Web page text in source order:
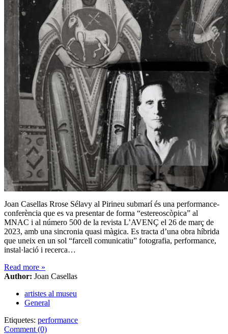
Joan Casellas Rrose Sélavy al Pirineu submarí és una performance-
conferència que es va presentar de forma “estereoscòpica” al
MNAC i al número 500 de la revista L’AVENÇ el 26 de març de
2023, amb una sincronia quasi màgica. Es tracta d’una obra híbrida
que uneix en un sol “farcell comunicatiu” fotografia, performance,
instal·lació i recerca…
Read more »
Author: Joan Casellas
artistes al museu
General
Etiquetes: performance
Comment (0)